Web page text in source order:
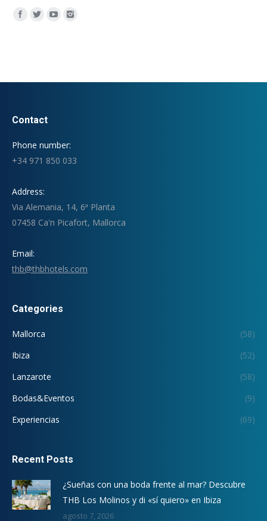
Encuéntranos en:
Contact
Phone number:
+34 971 850 033
Address:
Via Alemania, 14, 6ª Planta
07458 Ca'n Picafort, Mallorca
Email:
thb@thbhotels.com
Categories
Mallorca
(58)
Ibiza
(52)
Lanzarote
(58)
Bodas&Eventos
(9)
Experiencias
(69)
Recent Posts
¿Sueñas con una boda frente al mar? Descubre
THB Los Molinos y di «sí quiero» en Ibiza
agosto 7, 2026